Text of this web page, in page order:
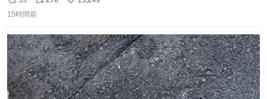
昨日は夜のショッピングモールに行った 先に寝といてよ❗
れ買いに行ってくれたんだ…😭
返
信
リ
ポ
ト
数
い
数
15時間前